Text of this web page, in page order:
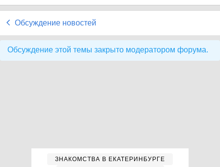
Обсуждение новостей
Обсуждение этой темы закрыто модератором форума.
ЗНАКОМСТВА В ЕКАТЕРИНБУРГЕ